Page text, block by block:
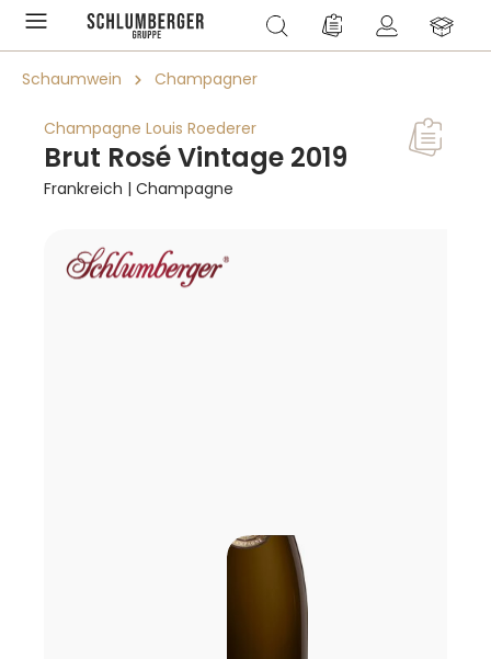
springen Du hast 0 Produkte
Schaumwein Champagner
Champagne Louis Roederer
Brut Rosé Vintage 2019
Frankreich | Champagne
Bildergalerie überspringen